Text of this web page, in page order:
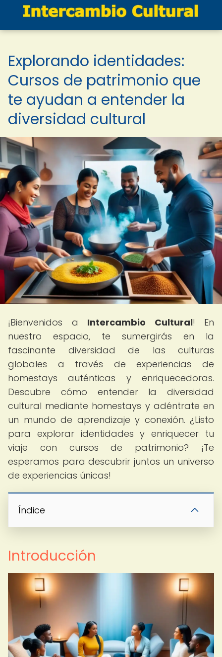
Explorando identidades:
Cursos de patrimonio que
te ayudan a entender la
diversidad cultural
¡Bienvenidos a Intercambio Cultural! En
nuestro espacio, te sumergirás en la
fascinante diversidad de las culturas
globales a través de experiencias de
homestays auténticas y enriquecedoras.
Descubre cómo entender la diversidad
cultural mediante homestays y adéntrate en
un mundo de aprendizaje y conexión. ¿Listo
para explorar identidades y enriquecer tu
viaje con cursos de patrimonio? ¡Te
esperamos para descubrir juntos un universo
de experiencias únicas!
Índice
Introducción